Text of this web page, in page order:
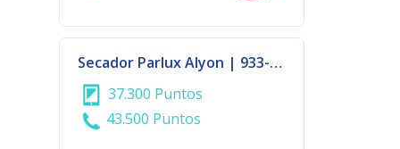
Secador Parlux Alyon | 933-734
37.300 Puntos
43.500 Puntos